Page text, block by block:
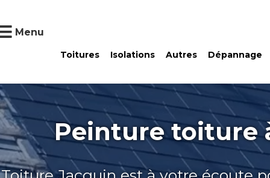
Menu
Toitures Isolations Autres Dépannage
Peinture toiture